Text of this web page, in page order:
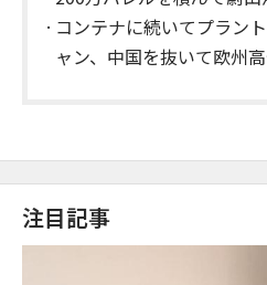
コンテナに続いてプラン
ャン、中国を抜いて欧州
注目記事